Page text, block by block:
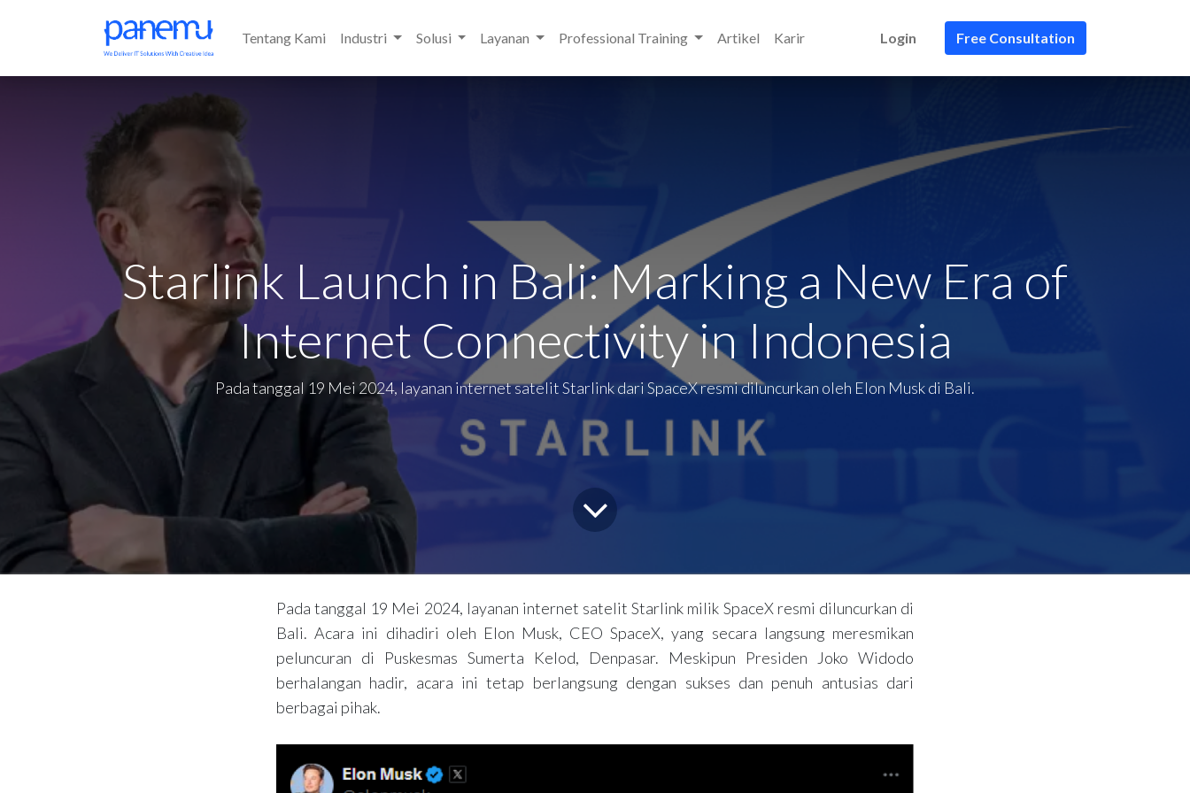
Tentang Kami Industri Solusi Layanan Professional Training Artikel Karir Login Free Consultation
Starlink Launch in Bali: Marking a New Era of
Internet Connectivity in Indonesia
Pada tanggal 19 Mei 2024, layanan internet satelit Starlink dari SpaceX resmi diluncurkan oleh Elon Musk di Bali.
Pada tanggal 19 Mei 2024, layanan internet satelit Starlink milik SpaceX resmi diluncurkan di
Bali. Acara ini dihadiri oleh Elon Musk, CEO SpaceX, yang secara langsung meresmikan
peluncuran di Puskesmas Sumerta Kelod, Denpasar. Meskipun Presiden Joko Widodo
berhalangan hadir, acara ini tetap berlangsung dengan sukses dan penuh antusias dari
berbagai pihak.